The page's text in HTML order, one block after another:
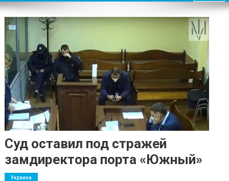
Суд оставил под стражей
замдиректора порта «Южный»
Украина